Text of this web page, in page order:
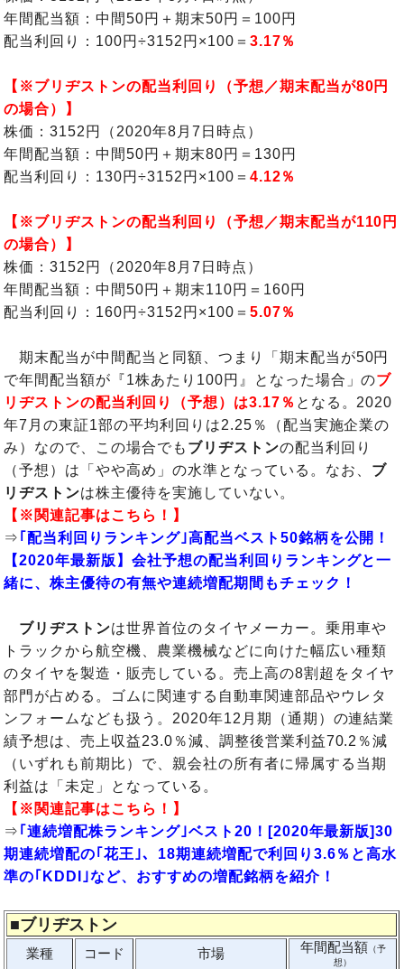
年間配当額：中間50円＋期末50円＝100円
配当利回り：100円÷3152円×100＝ 3.17％
【※ブリヂストンの配当利回り（予想／期末配当が80円
の場合）】
株価：3152円（2020年8月7日時点）
年間配当額：中間50円＋期末80円＝130円
配当利回り：130円÷3152円×100＝ 4.12％
【※ブリヂストンの配当利回り（予想／期末配当が110円
の場合）】
株価：3152円（2020年8月7日時点）
年間配当額：中間50円＋期末110円＝160円
配当利回り：160円÷3152円×100＝ 5.07％
期末配当が中間配当と同額、つまり「期末配当が50円
で年間配当額が『1株あたり100円』となった場合」のブ
リヂストンの配当利回り（予想）は3.17％ となる。2020
年7月の東証1部の平均利回りは2.25％（配当実施企業の
み）なので、この場合でも ブリヂストンの配当利回り
（予想）は「やや高め」の水準となっている。なお、 ブ
リヂストンは株主優待を実施していない。
【※関連記事はこちら！】
⇒ ｢配当利回りランキング｣高配当ベスト50銘柄を公開！
【2020年最新版】会社予想の配当利回りランキングと一
緒に、株主優待の有無や連続増配期間もチェック！
ブリヂストンは世界首位のタイヤメーカー。乗用車や
トラックから航空機、農業機械などに向けた幅広い種類
のタイヤを製造・販売している。売上高の8割超をタイヤ
部門が占める。ゴムに関連する自動車関連部品やウレタ
ンフォームなども扱う。2020年12月期（通期）の連結業
績予想は、売上収益23.0％減、調整後営業利益70.2％減
（いずれも前期比）で、親会社の所有者に帰属する当期
利益は「未定」となっている。
【※関連記事はこちら！】
⇒ ｢連続増配株ランキング｣ベスト20！[2020年最新版]30
期連続増配の｢花王｣、18期連続増配で利回り3.6％と高水
準の｢KDDI｣など、おすすめの増配銘柄を紹介！
■ブリヂストン
業種 コード 市場 年間配当額 （予
想）